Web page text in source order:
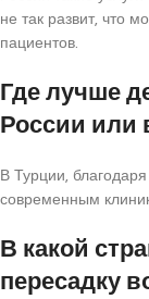
не так развит, что
пациентов.
Где лучше
России или
В Турции,
современным
В какой
пересадку